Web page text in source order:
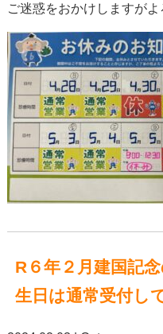
ご迷惑をおかけしますがよ
R６年２月建国記
生日は通常受付し